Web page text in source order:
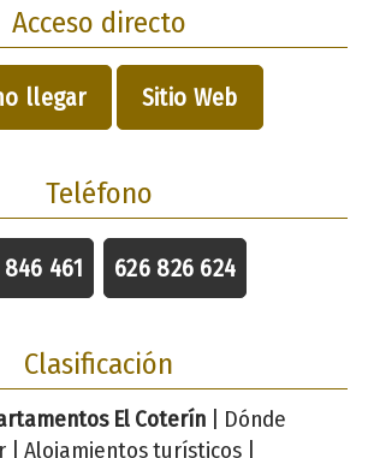
Acceso directo
llegar Sitio Web
Teléfono
461 626 826 624
Clasificación
El Coterín| Dónde
| Alojamientos turísticos |